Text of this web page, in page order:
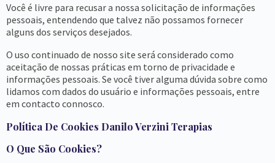
Você é livre para recusar a nossa solicitação de informações
pessoais, entendendo que talvez não possamos fornecer
alguns dos serviços desejados.
O uso continuado de nosso site será considerado como
aceitação de nossas práticas em torno de privacidade e
informações pessoais. Se você tiver alguma dúvida sobre como
lidamos com dados do usuário e informações pessoais, entre
em contacto connosco.
Política De Cookies Danilo Verzini Terapias
O Que São Cookies?